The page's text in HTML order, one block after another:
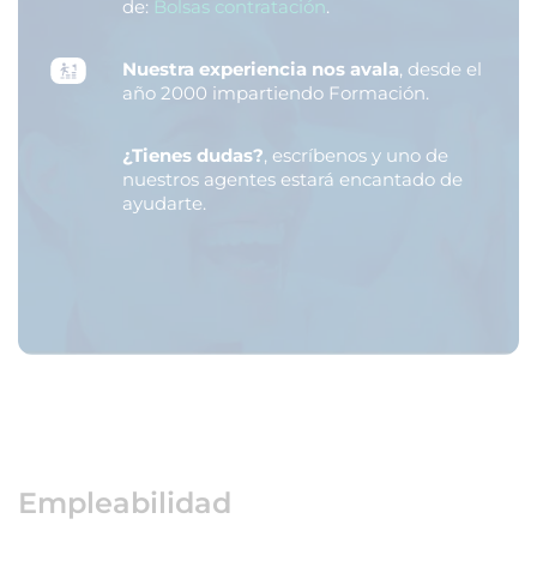
de: Bolsas contratación.
Nuestra experiencia nos avala, desde el
año 2000 impartiendo Formación.
¿Tienes dudas?, escríbenos y uno de
nuestros agentes estará encantado de
ayudarte.
Empleabilidad